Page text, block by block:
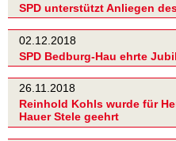
SPD unterstützt Anliegen
02.12.2018
SPD Bedburg-Hau ehrte
26.11.2018
Reinhold Kohls wurde für
Hauer Stele geehrt